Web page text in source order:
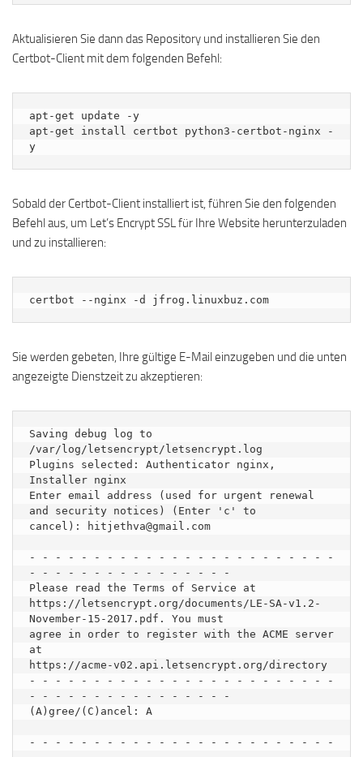
Aktualisieren Sie dann das Repository und installieren Sie den
Certbot-Client mit dem folgenden Befehl:
apt-get update -y
apt-get install certbot python3-certbot-nginx -
y
Sobald der Certbot-Client installiert ist, führen Sie den folgenden
Befehl aus, um Let’s Encrypt SSL für Ihre Website herunterzuladen
und zu installieren:
certbot --nginx -d jfrog.linuxbuz.com
Sie werden gebeten, Ihre gültige E-Mail einzugeben und die unten
angezeigte Dienstzeit zu akzeptieren:
Saving debug log to
/var/log/letsencrypt/letsencrypt.log
Plugins selected: Authenticator nginx,
Installer nginx
Enter email address (used for urgent renewal
and security notices) (Enter 'c' to
cancel): hitjethva@gmail.com
- - - - - - - - - - - - - - - - - - - - - - - -
- - - - - - - - - - - - - - - -
Please read the Terms of Service at
https://letsencrypt.org/documents/LE-SA-v1.2-
November-15-2017.pdf. You must
agree in order to register with the ACME server
at
https://acme-v02.api.letsencrypt.org/directory
- - - - - - - - - - - - - - - - - - - - - - - -
- - - - - - - - - - - - - - - -
(A)gree/(C)ancel: A
- - - - - - - - - - - - - - - - - - - - - - - -